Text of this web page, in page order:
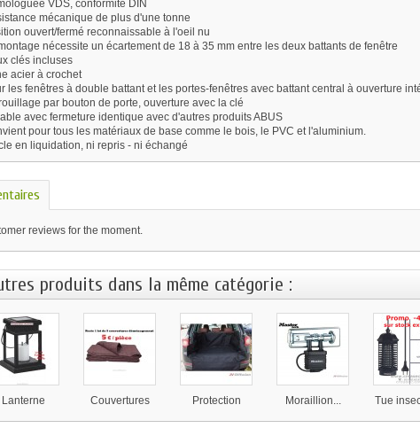
VDS, conformité DIN
mécanique de plus d'une tonne
ouvert/fermé reconnaissable à l'oeil nu
nécessite un écartement de 18 à 35 mm entre les deux battants de fenêtre
clés incluses
acier à crochet
les fenêtres à double battant et les portes-fenêtres avec battant central à ouverture
par bouton de porte, ouverture avec la clé
avec fermeture identique avec d'autres produits ABUS
pour tous les matériaux de base comme le bois, le PVC et l'aluminium.
en liquidation, ni repris - ni échangé
reviews for the moment.
produits dans la même catégorie :
Lanterne
Couvertures
Protection
Moraillion... Tue